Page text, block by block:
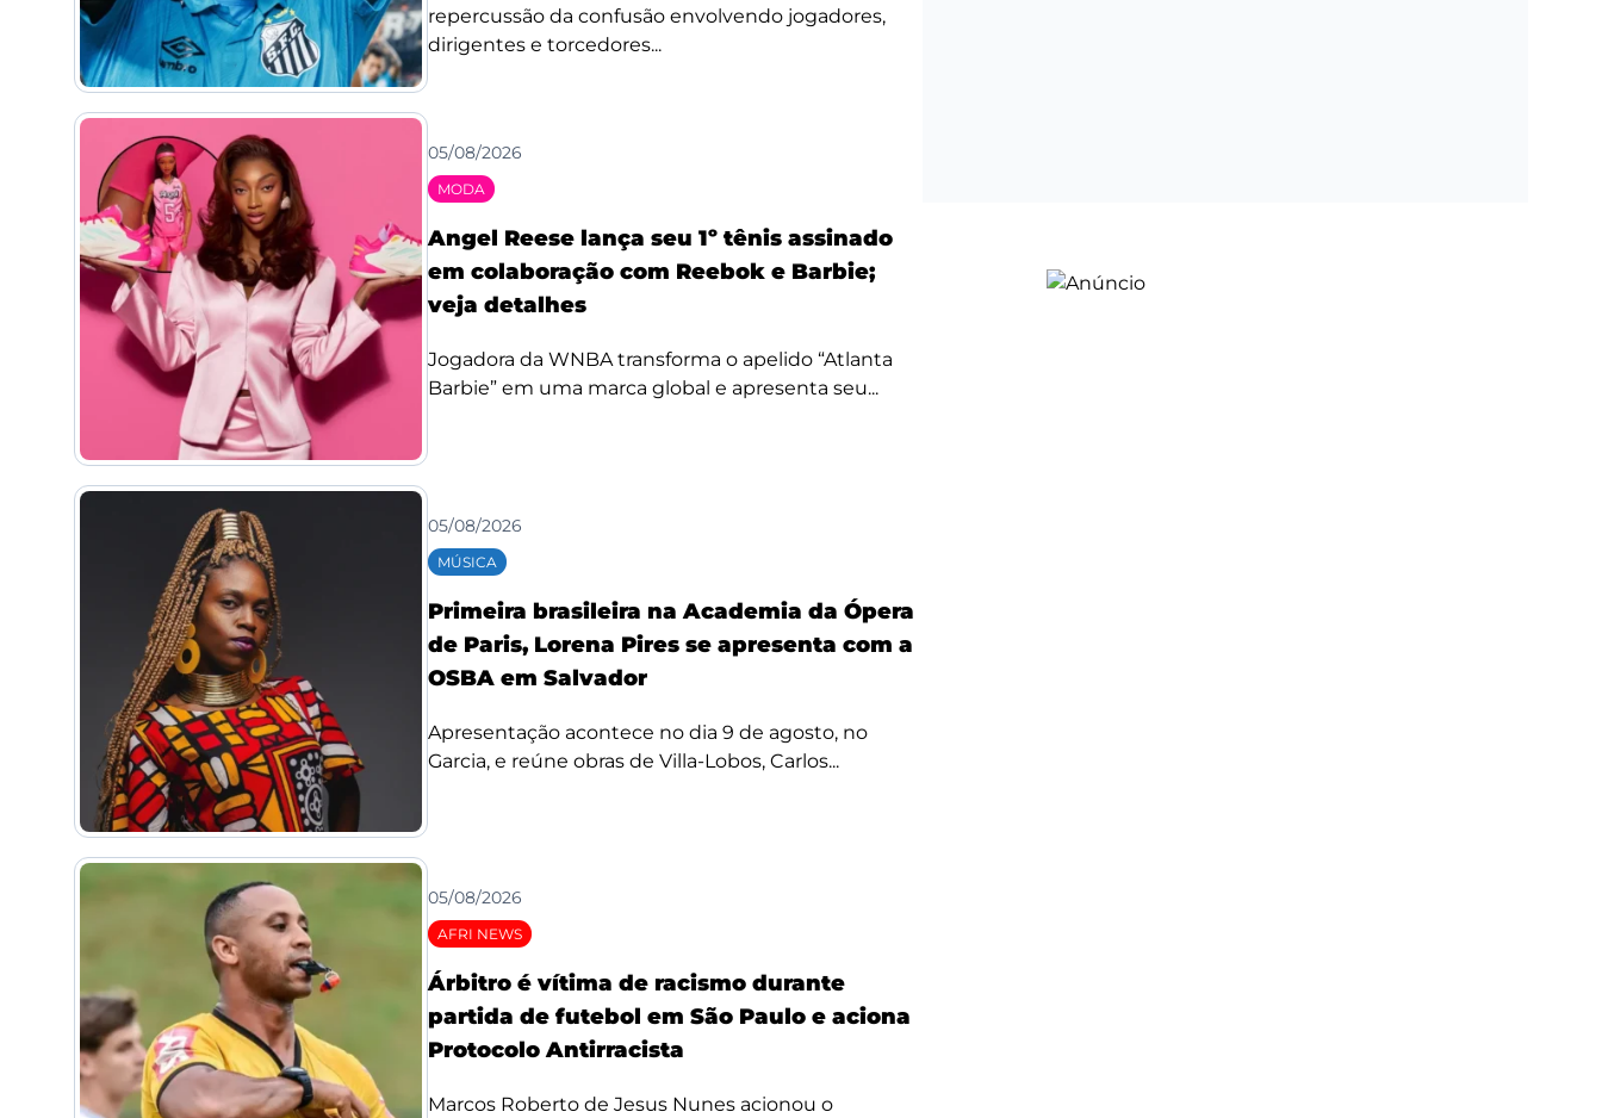
repercussão da confusão envolvendo jogadores,
dirigentes e torcedores...
05/08/2026
MODA
Angel Reese lança seu 1º tênis assinado
em colaboração com Reebok e Barbie;
veja detalhes
Jogadora da WNBA transforma o apelido “Atlanta
Barbie” em uma marca global e apresenta seu...
05/08/2026
MÚSICA
Primeira brasileira na Academia da Ópera
de Paris, Lorena Pires se apresenta com a
OSBA em Salvador
Apresentação acontece no dia 9 de agosto, no
Garcia, e reúne obras de Villa-Lobos, Carlos...
05/08/2026
AFRI NEWS
Árbitro é vítima de racismo durante
partida de futebol em São Paulo e aciona
Protocolo Antirracista
Marcos Roberto de Jesus Nunes acionou o